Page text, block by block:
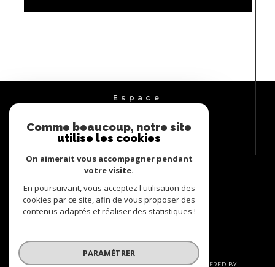
Espace
Se connecter
© 2026 | TOUS DROITS RÉSERVÉS | TRADUCTION POWERED BY
Comme beaucoup, notre site
utilise les cookies
On aimerait vous accompagner pendant
votre visite.
En poursuivant, vous acceptez l'utilisation des
cookies par ce site, afin de vous proposer des
contenus adaptés et réaliser des statistiques !
PARAMÉTRER